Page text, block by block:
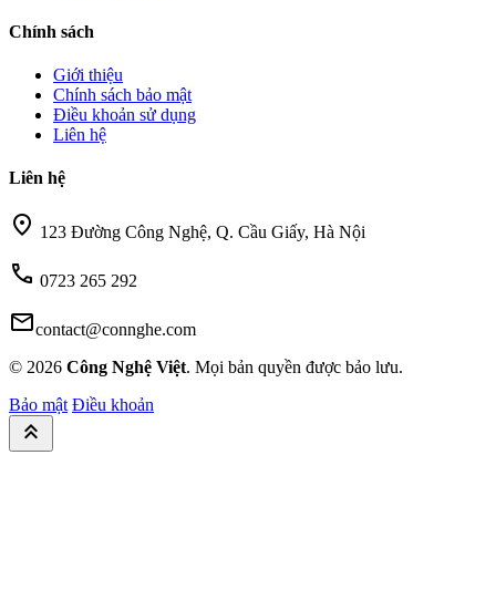
Chính sách
Giới thiệu
Chính sách bảo mật
Điều khoản sử dụng
Liên hệ
Liên hệ
location_on 123 Đường Công Nghệ, Q. Cầu Giấy, Hà Nội
call 0723 265 292
mailcontact@connghe.com
© 2026 Công Nghệ Việt. Mọi bản quyền được bảo lưu.
Bảo mật Điều khoản
keyboard_double_arrow_up